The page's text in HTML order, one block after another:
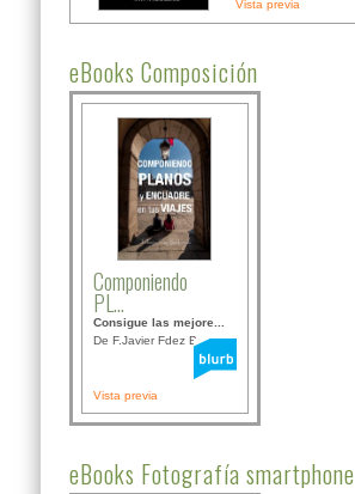
Vista previa
eBooks Composición
Componiendo
PL...
Consigue las mejore...
De F.Javier Fdez Bor...
Vista previa
eBooks Fotografía smartphone